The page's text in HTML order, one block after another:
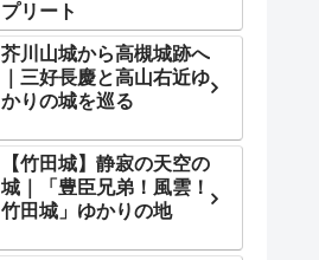
プリート
芥川山城から高槻城跡へ
｜三好長慶と高山右近ゆ
かりの城を巡る
【竹田城】静寂の天空の
城｜「豊臣兄弟！風雲！
竹田城」ゆかりの地